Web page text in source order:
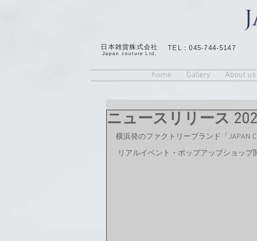
日本雑貨株式会社
​Japan couture Ltd,
TEL：045-744-5147
home Gallery About us
ニュースリリース
横浜発のファクトリーブランド「JAPAN
リアルイベント・ポップアップショップ